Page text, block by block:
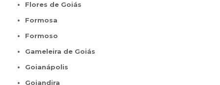
Flores de Goiás
Formosa
Formoso
Gameleira de Goiás
Goianápolis
Goiandira